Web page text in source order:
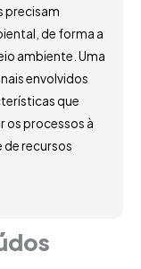
precisam
de forma a
ambiente. Uma
envolvidos
que
os processos à
de recursos